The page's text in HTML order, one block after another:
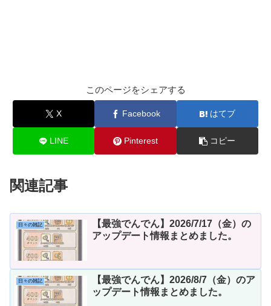
このページをシェアする
X Facebook はてブ
LINE Pinterest コピー
関連記事
日々の雑記
【最強でんでん】2026/7/17（金）の
アップデート情報まとめました。
日々の雑記
【最強でんでん】2026/8/7（金）のア
ップデート情報まとめました。